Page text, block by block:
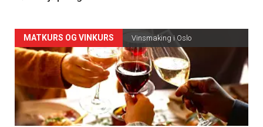
Forsiden
akkurat
nå
-
MATKURS OG VINKURS Vinsmaking i Oslo